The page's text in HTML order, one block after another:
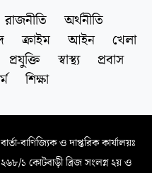
রাজনীতি
অর্থনীতি
ক্রাইম আইন
খেলা
প্রযুক্তি স্বাস্থ্য
প্রবাস
শিক্ষা
বার্তা-বাণিজ্যিক ও দাপ্তরিক কার্যালয়ঃ
২৬৮/১ কোটবাড়ী ব্রিজ সংলগ্ন ২য় ও